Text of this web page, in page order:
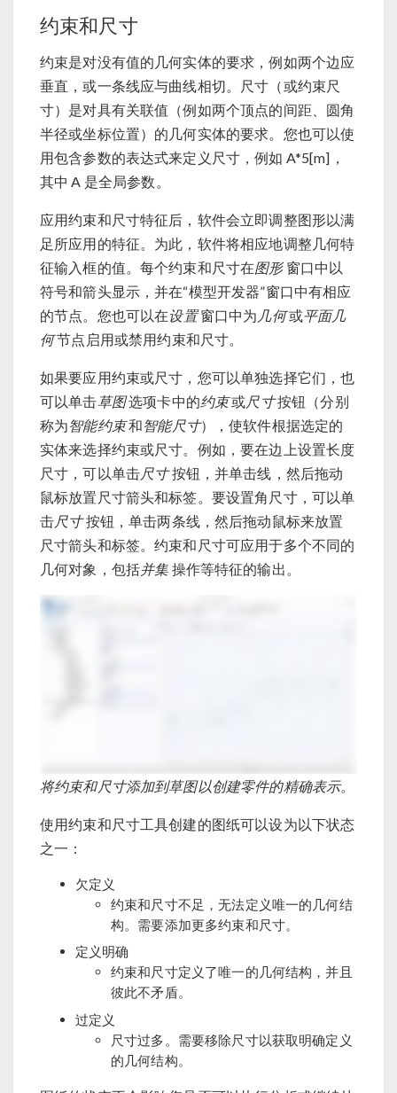
约束和尺寸
约束是对没有值的几何实体的要求，例如两个边应
垂直，或一条线应与曲线相切。尺寸（或约束尺
寸）是对具有关联值（例如两个顶点的间距、圆角
半径或坐标位置）的几何实体的要求。您也可以使
用包含参数的表达式来定义尺寸，例如 A*5[m]，
其中 A 是全局参数。
应用约束和尺寸特征后，软件会立即调整图形以满
足所应用的特征。为此，软件将相应地调整几何特
征输入框的值。每个约束和尺寸在图形窗口中以
符号和箭头显示，并在“模型开发器”窗口中有相应
的节点。您也可以在设置窗口中为 几何或平面几
何节点启用或禁用约束和尺寸。
如果要应用约束或尺寸，您可以单独选择它们，也
可以单击草图选项卡中的约束或尺寸按钮（分别
称为智能约束和智能尺寸），使软件根据选定的
实体来选择约束或尺寸。例如，要在边上设置长度
尺寸，可以单击尺寸按钮，并单击线，然后拖动
鼠标放置尺寸箭头和标签。要设置角尺寸，可以单
击尺寸按钮，单击两条线，然后拖动鼠标来放置
尺寸箭头和标签。约束和尺寸可应用于多个不同的
几何对象，包括并集 操作等特征的输出。
将约束和尺寸添加到草图以创建零件的精确表示。
使用约束和尺寸工具创建的图纸可以设为以下状态
之一：
欠定义
约束和尺寸不足，无法定义唯一的几何结
构。需要添加更多约束和尺寸。
定义明确
约束和尺寸定义了唯一的几何结构，并且
彼此不矛盾。
过定义
尺寸过多。需要移除尺寸以获取明确定义
的几何结构。